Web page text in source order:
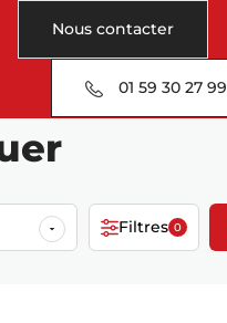
Nous contacter
01 59 30 27 99
Filtres 0